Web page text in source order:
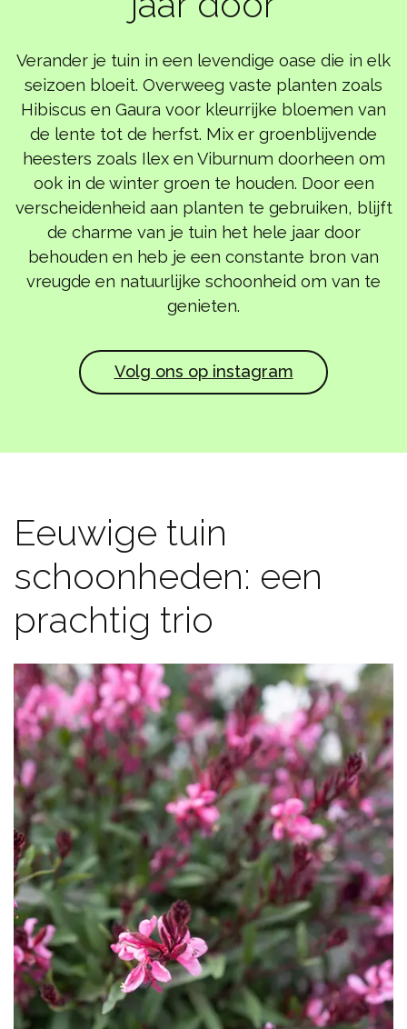
Verander je tuin in een levendige oase die in elk
seizoen bloeit. Overweeg vaste planten zoals
Hibiscus en Gaura voor kleurrijke bloemen van
de lente tot de herfst. Mix er groenblijvende
heesters zoals Ilex en Viburnum doorheen om
ook in de winter groen te houden. Door een
verscheidenheid aan planten te gebruiken, blijft
de charme van je tuin het hele jaar door
behouden en heb je een constante bron van
vreugde en natuurlijke schoonheid om van te
genieten.
Volg ons op instagram
Eeuwige tuin
schoonheden: een
prachtig trio